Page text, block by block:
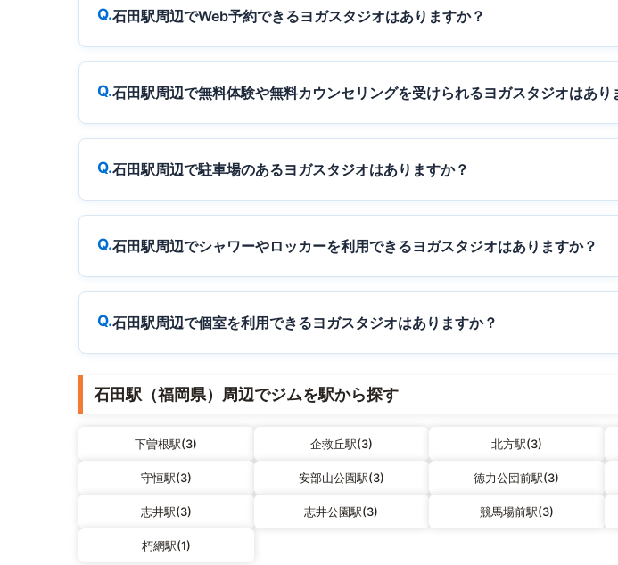
石田駅周辺でWeb予約できるヨガスタジオはありますか？
石田駅周辺で無料体験や無料カウンセリングを受けられるヨガスタジオはあり
石田駅周辺で駐車場のあるヨガスタジオはありますか？
石田駅周辺でシャワーやロッカーを利用できるヨガスタジオはありますか？
石田駅周辺で個室を利用できるヨガスタジオはありますか？
石田駅（福岡県）周辺でジムを駅から探す
下曽根駅(3) 企救丘駅(3) 北方駅(3)
守恒駅(3) 安部山公園駅(3) 徳力公団前駅(3)
志井駅(3) 志井公園駅(3) 競馬場前駅(3)
朽網駅(1)